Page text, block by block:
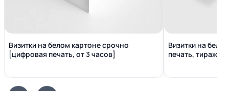
Визитки на белом картоне срочно
[цифровая печать, от 3 часов]
Визитки на
печать, тираж